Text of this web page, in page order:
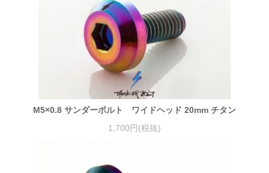
M5×0.8 サンダーボルト ワイドヘッド 20mm チタン
1,700円(税抜)